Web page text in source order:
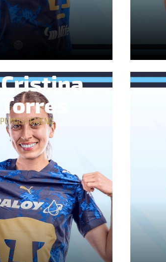
Cristina
Torres
PUMAS FEMENIL